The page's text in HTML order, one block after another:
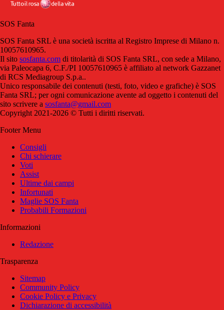
SOS Fanta
SOS Fanta SRL è una società iscritta al Registro Imprese di Milano n.
10057610965.
Il sito sosfanta.com di titolarità di SOS Fanta SRL, con sede a Milano,
via Paleocapa 6, C.F./PI 10057610965 è affiliato al network Gazzanet
di RCS Mediagroup S.p.a..
Unico responsabile dei contenuti (testi, foto, video e grafiche) è SOS
Fanta SRL; per ogni comunicazione avente ad oggetto i contenuti del
sito scrivere a sosfanta@gmail.com
Copyright 2021-2026 © Tutti i diritti riservati.
Footer Menu
Consigli
Chi schierare
Voti
Assist
Ultime dai campi
Infortunati
Maglie SOS Fanta
Probabili Formazioni
Informazioni
Redazione
Trasparenza
Sitemap
Community Policy
Cookie Policy e Privacy
Dichiarazione di accessibilità